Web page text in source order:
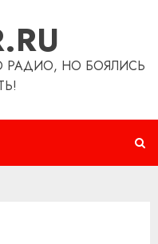
РАДИО, НО БОЯЛИСЬ